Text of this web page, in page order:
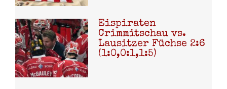
Eispiraten
Crimmitschau vs.
Lausitzer Füchse 2:6
(1:0,0:1,1:5)